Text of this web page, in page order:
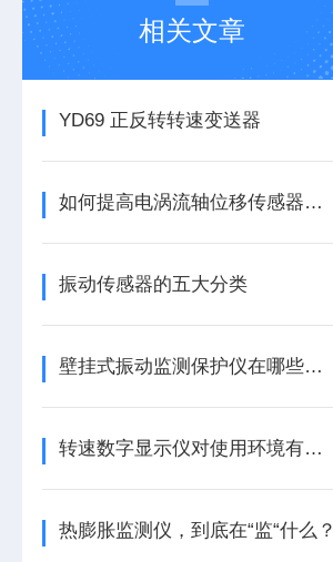
相关文章
YD69 正反转转速变送器
如何提高电涡流轴位移传感器的精度？
振动传感器的五大分类
壁挂式振动监测保护仪在哪些领域有广泛应用？
转速数字显示仪对使用环境有哪些要求
热膨胀监测仪，到底在“监“什么？